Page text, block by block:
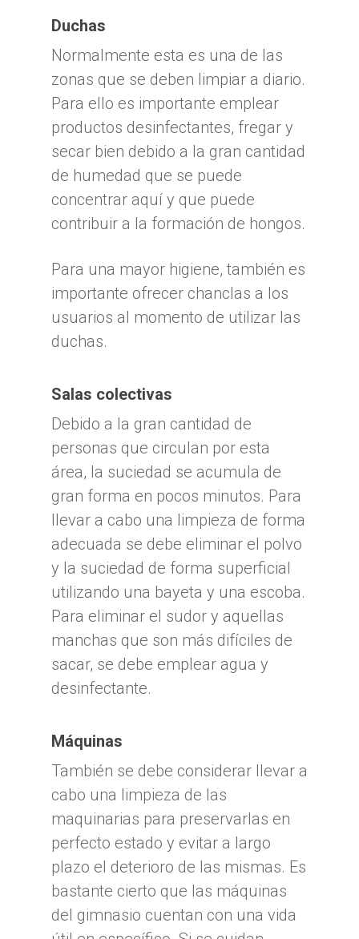
Duchas
Normalmente esta es una de las
zonas que se deben limpiar a diario.
Para ello es importante emplear
productos desinfectantes, fregar y
secar bien debido a la gran cantidad
de humedad que se puede
concentrar aquí y que puede
contribuir a la formación de hongos.
Para una mayor higiene, también es
importante ofrecer chanclas a los
usuarios al momento de utilizar las
duchas.
Salas colectivas
Debido a la gran cantidad de
personas que circulan por esta
área, la suciedad se acumula de
gran forma en pocos minutos. Para
llevar a cabo una limpieza de forma
adecuada se debe eliminar el polvo
y la suciedad de forma superficial
utilizando una bayeta y una escoba.
Para eliminar el sudor y aquellas
manchas que son más difíciles de
sacar, se debe emplear agua y
desinfectante.
Máquinas
También se debe considerar llevar a
cabo una limpieza de las
maquinarias para preservarlas en
perfecto estado y evitar a largo
plazo el deterioro de las mismas. Es
bastante cierto que las máquinas
del gimnasio cuentan con una vida